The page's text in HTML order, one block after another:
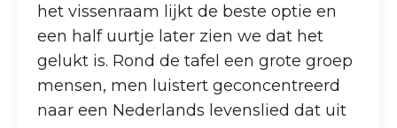
het vissenraam lijkt de beste optie en
een half uurtje later zien we dat het
gelukt is. Rond de tafel een grote groep
mensen, men luistert geconcentreerd
naar een Nederlands levenslied dat uit